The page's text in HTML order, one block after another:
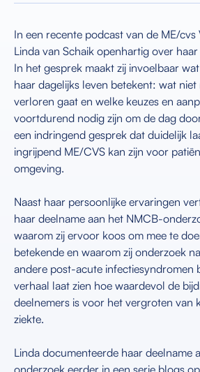
In een recente podcast van de ME/
Linda van Schaik openhartig over
In het gesprek maakt zij invoelbaar
haar dagelijks leven betekent: wat
verloren gaat en welke keuzes en
voortdurend nodig zijn om de dag
een indringend gesprek dat duidelijk
ingrijpend ME/CVS kan zijn voor
omgeving.
Naast haar persoonlijke ervaringen
haar deelname aan het NMCB-
waarom zij ervoor koos om mee te
betekende en waarom zij onderzoek
andere post-acute infectiesyndromen
verhaal laat zien hoe waardevol de
deelnemers is voor het vergroten van
ziekte.
Linda documenteerde haar deelname
onderzoek eerder in een serie blogs